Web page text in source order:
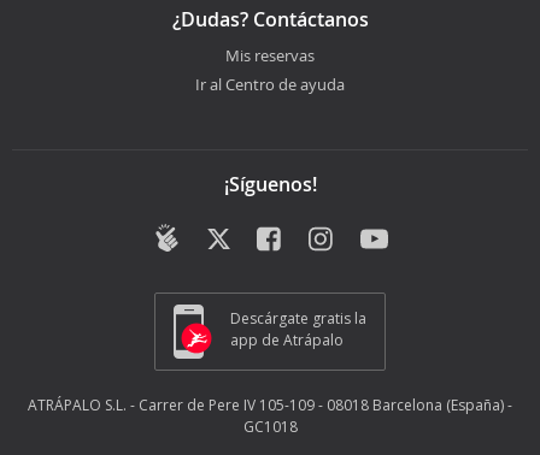
¿Dudas? Contáctanos
Mis reservas
Ir al Centro de ayuda
¡Síguenos!
Descárgate gratis la
app de Atrápalo
ATRÁPALO S.L. - Carrer de Pere IV 105-109 - 08018 Barcelona (España) -
GC1018